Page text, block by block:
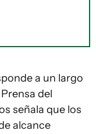
a un largo
del
señala que los
alcance